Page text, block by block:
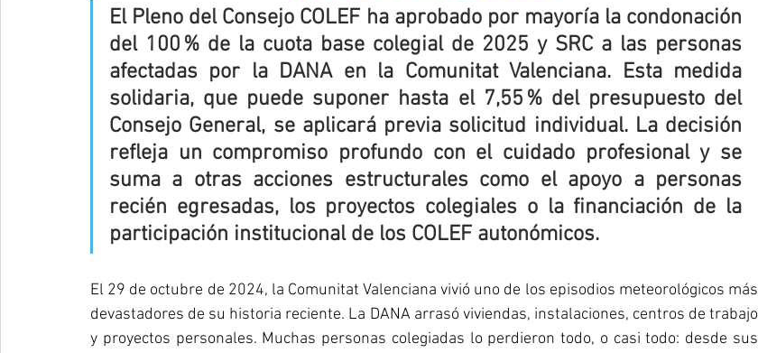
El Pleno del Consejo COLEF ha aprobado por mayoría la condonación
del 100 % de la cuota base colegial de 2025 y SRC a las personas
afectadas por la DANA en la Comunitat Valenciana. Esta medida
solidaria, que puede suponer hasta el 7,55 % del presupuesto del
Consejo General, se aplicará previa solicitud individual. La decisión
refleja un compromiso profundo con el cuidado profesional y se
suma a otras acciones estructurales como el apoyo a personas
recién egresadas, los proyectos colegiales o la financiación de la
participación institucional de los COLEF autonómicos.
El 29 de octubre de 2024, la Comunitat Valenciana vivió uno de los episodios meteorológicos más
devastadores de su historia reciente. La DANA arrasó viviendas, instalaciones, centros de trabajo
y proyectos personales. Muchas personas colegiadas lo perdieron todo, o casi todo: desde sus